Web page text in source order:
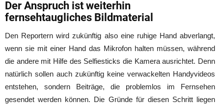
Der Anspruch ist weiterhin
fernsehtaugliches Bildmaterial
Den Reportern wird zukünftig also eine ruhige Hand abverlangt,
wenn sie mit einer Hand das Mikrofon halten müssen, während
die andere mit Hilfe des Selfiesticks die Kamera ausrichtet. Denn
natürlich sollen auch zukünftig keine verwackelten Handyvideos
entstehen, sondern Beiträge, die problemlos im Fernsehen
gesendet werden können. Die Gründe für diesen Schritt liegen